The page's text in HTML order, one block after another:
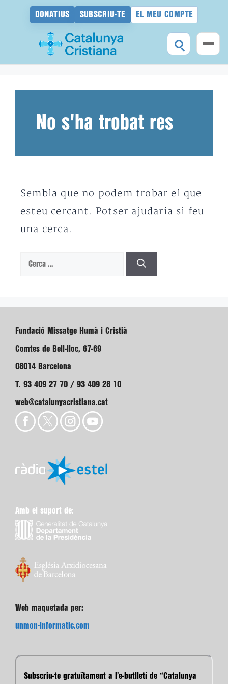
DONATIUS SUBSCRIU-TE EL MEU COMPTE
No s'ha trobat res
Sembla que no podem trobar el que
esteu cercant. Potser ajudaria si feu
una cerca.
Cerca:
Fundació Missatge Humà i Cristià
Comtes de Bell-lloc, 67-69
08014 Barcelona
T. 93 409 27 70 / 93 409 28 10
web@catalunyacristiana.cat
Amb el suport de:
Web maquetada per:
unmon-informatic.com
Subscriu-te gratuïtament a l’e-butlletí de “Catalunya